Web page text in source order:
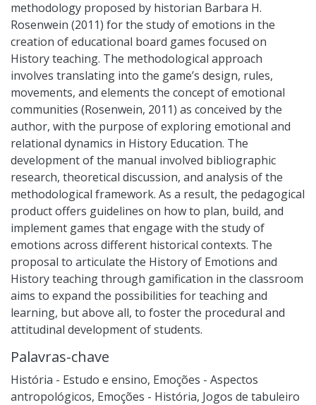
methodology proposed by historian Barbara H.
Rosenwein (2011) for the study of emotions in the
creation of educational board games focused on
History teaching. The methodological approach
involves translating into the game’s design, rules,
movements, and elements the concept of emotional
communities (Rosenwein, 2011) as conceived by the
author, with the purpose of exploring emotional and
relational dynamics in History Education. The
development of the manual involved bibliographic
research, theoretical discussion, and analysis of the
methodological framework. As a result, the pedagogical
product offers guidelines on how to plan, build, and
implement games that engage with the study of
emotions across different historical contexts. The
proposal to articulate the History of Emotions and
History teaching through gamification in the classroom
aims to expand the possibilities for teaching and
learning, but above all, to foster the procedural and
attitudinal development of students.
Palavras-chave
História - Estudo e ensino, Emoções - Aspectos
antropológicos, Emoções - História, Jogos de tabuleiro